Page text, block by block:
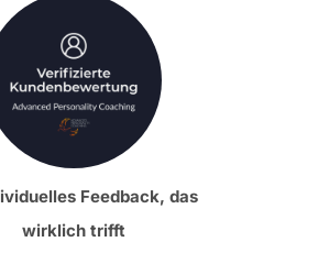
Feedback, das
wirklich trifft